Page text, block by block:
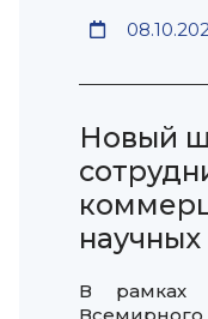
Новый
В рамках